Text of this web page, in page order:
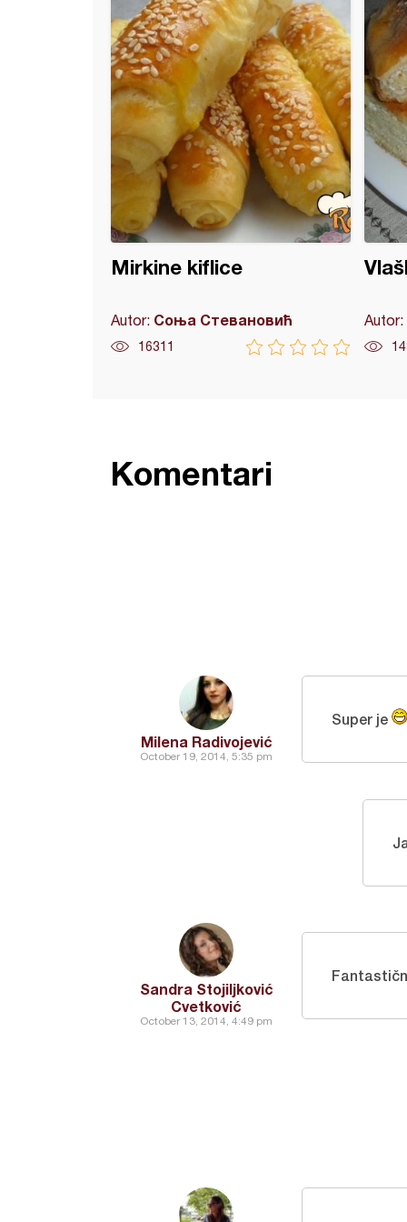
Mirkine kiflice
Autor: Соња Стевановић
16311
Autor:
Komentari
Milena Radivojević
October 19, 2014, 5:35 pm
Super je
Sandra Stojiljković
Cvetković
October 13, 2014, 4:49 pm